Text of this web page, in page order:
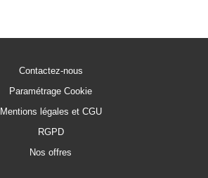
Contactez-nous
Paramétrage Cookie
Mentions légales et CGU
RGPD
Nos offres